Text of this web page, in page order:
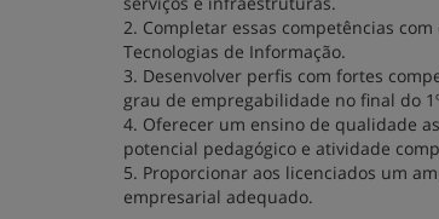
2. Completar essas competências
Tecnologias de Informação.
3. Desenvolver perfis com fortes
grau de empregabilidade no final do
4. Oferecer um ensino de qualidade
potencial pedagógico e atividade
5. Proporcionar aos licenciados um
empresarial adequado.